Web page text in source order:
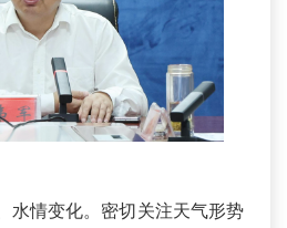
情变化。密切关注天气形势